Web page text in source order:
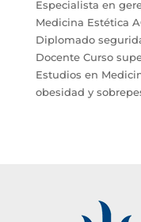
Especialista en
Medicina Estética
Diplomado
Docente Curso
Estudios en
obesidad y